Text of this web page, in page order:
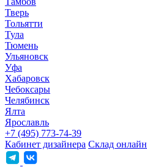
Тверь
Тольятти
Тула
Тюмень
Ульяновск
Уфа
Хабаровск
Чебоксары
Челябинск
Ялта
Ярославль
+7 (495) 773-74-39
Кабинет дизайнера Склад онлайн